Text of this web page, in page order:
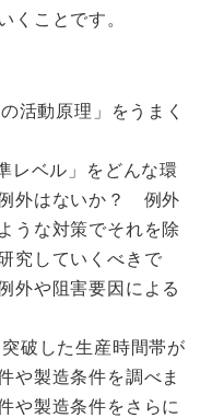
くことです。
活動原理」をうまく
ベル」をどんな環
外はないか？ 例外
うな対策でそれを除
究していくべきで
外や阻害要因による
破した生産時間帯が
や製造条件を調べま
や製造条件をさらに